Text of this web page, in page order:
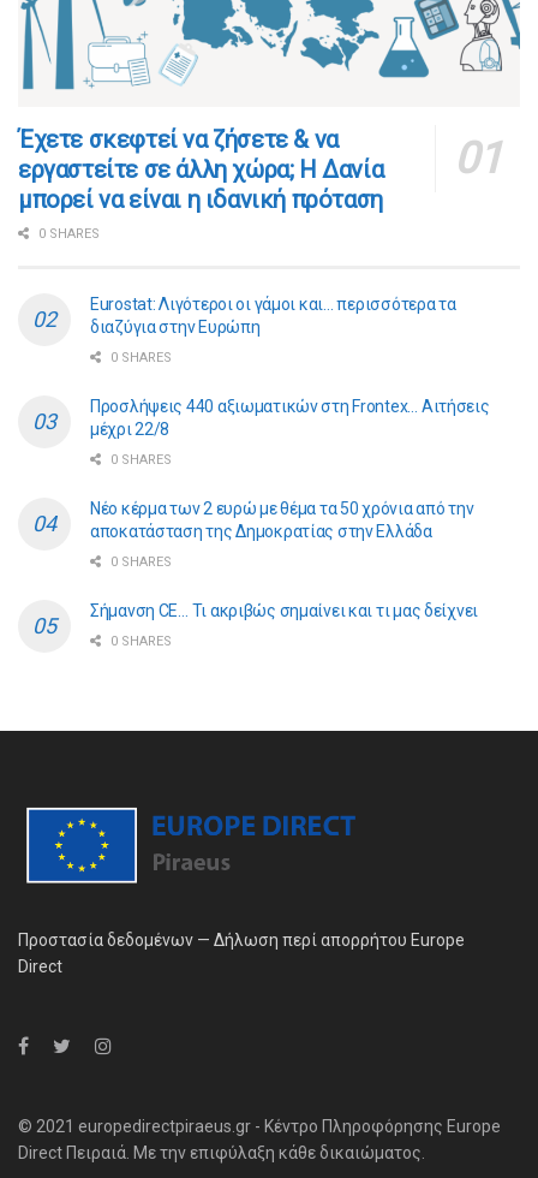
​​Έχετε σκεφτεί να ζήσετε & να
εργαστείτε σε άλλη χώρα; Η Δανία
μπορεί να είναι η ιδανική πρόταση
0 SHARES
Eurostat: Λιγότεροι οι γάμοι και… περισσότερα τα
διαζύγια στην Ευρώπη
0 SHARES
Προσλήψεις 440 αξιωματικών στη Frontex… Αιτήσεις
μέχρι 22/8
0 SHARES
Νέο κέρμα των 2 ευρώ με θέμα τα 50 χρόνια από την
αποκατάσταση της Δημοκρατίας στην Ελλάδα
0 SHARES
Σήμανση CE… Τι ακριβώς σημαίνει και τι μας δείχνει
0 SHARES
Προστασία δεδομένων — Δήλωση περί απορρήτου Europe
Direct
© 2021 europedirectpiraeus.gr - Κέντρο Πληροφόρησης Europe
Direct Πειραιά. Με την επιφύλαξη κάθε δικαιώματος.